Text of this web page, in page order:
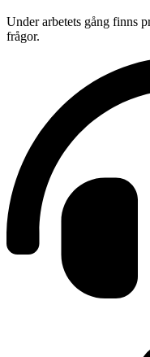
Under arbetets gång finns
frågor.